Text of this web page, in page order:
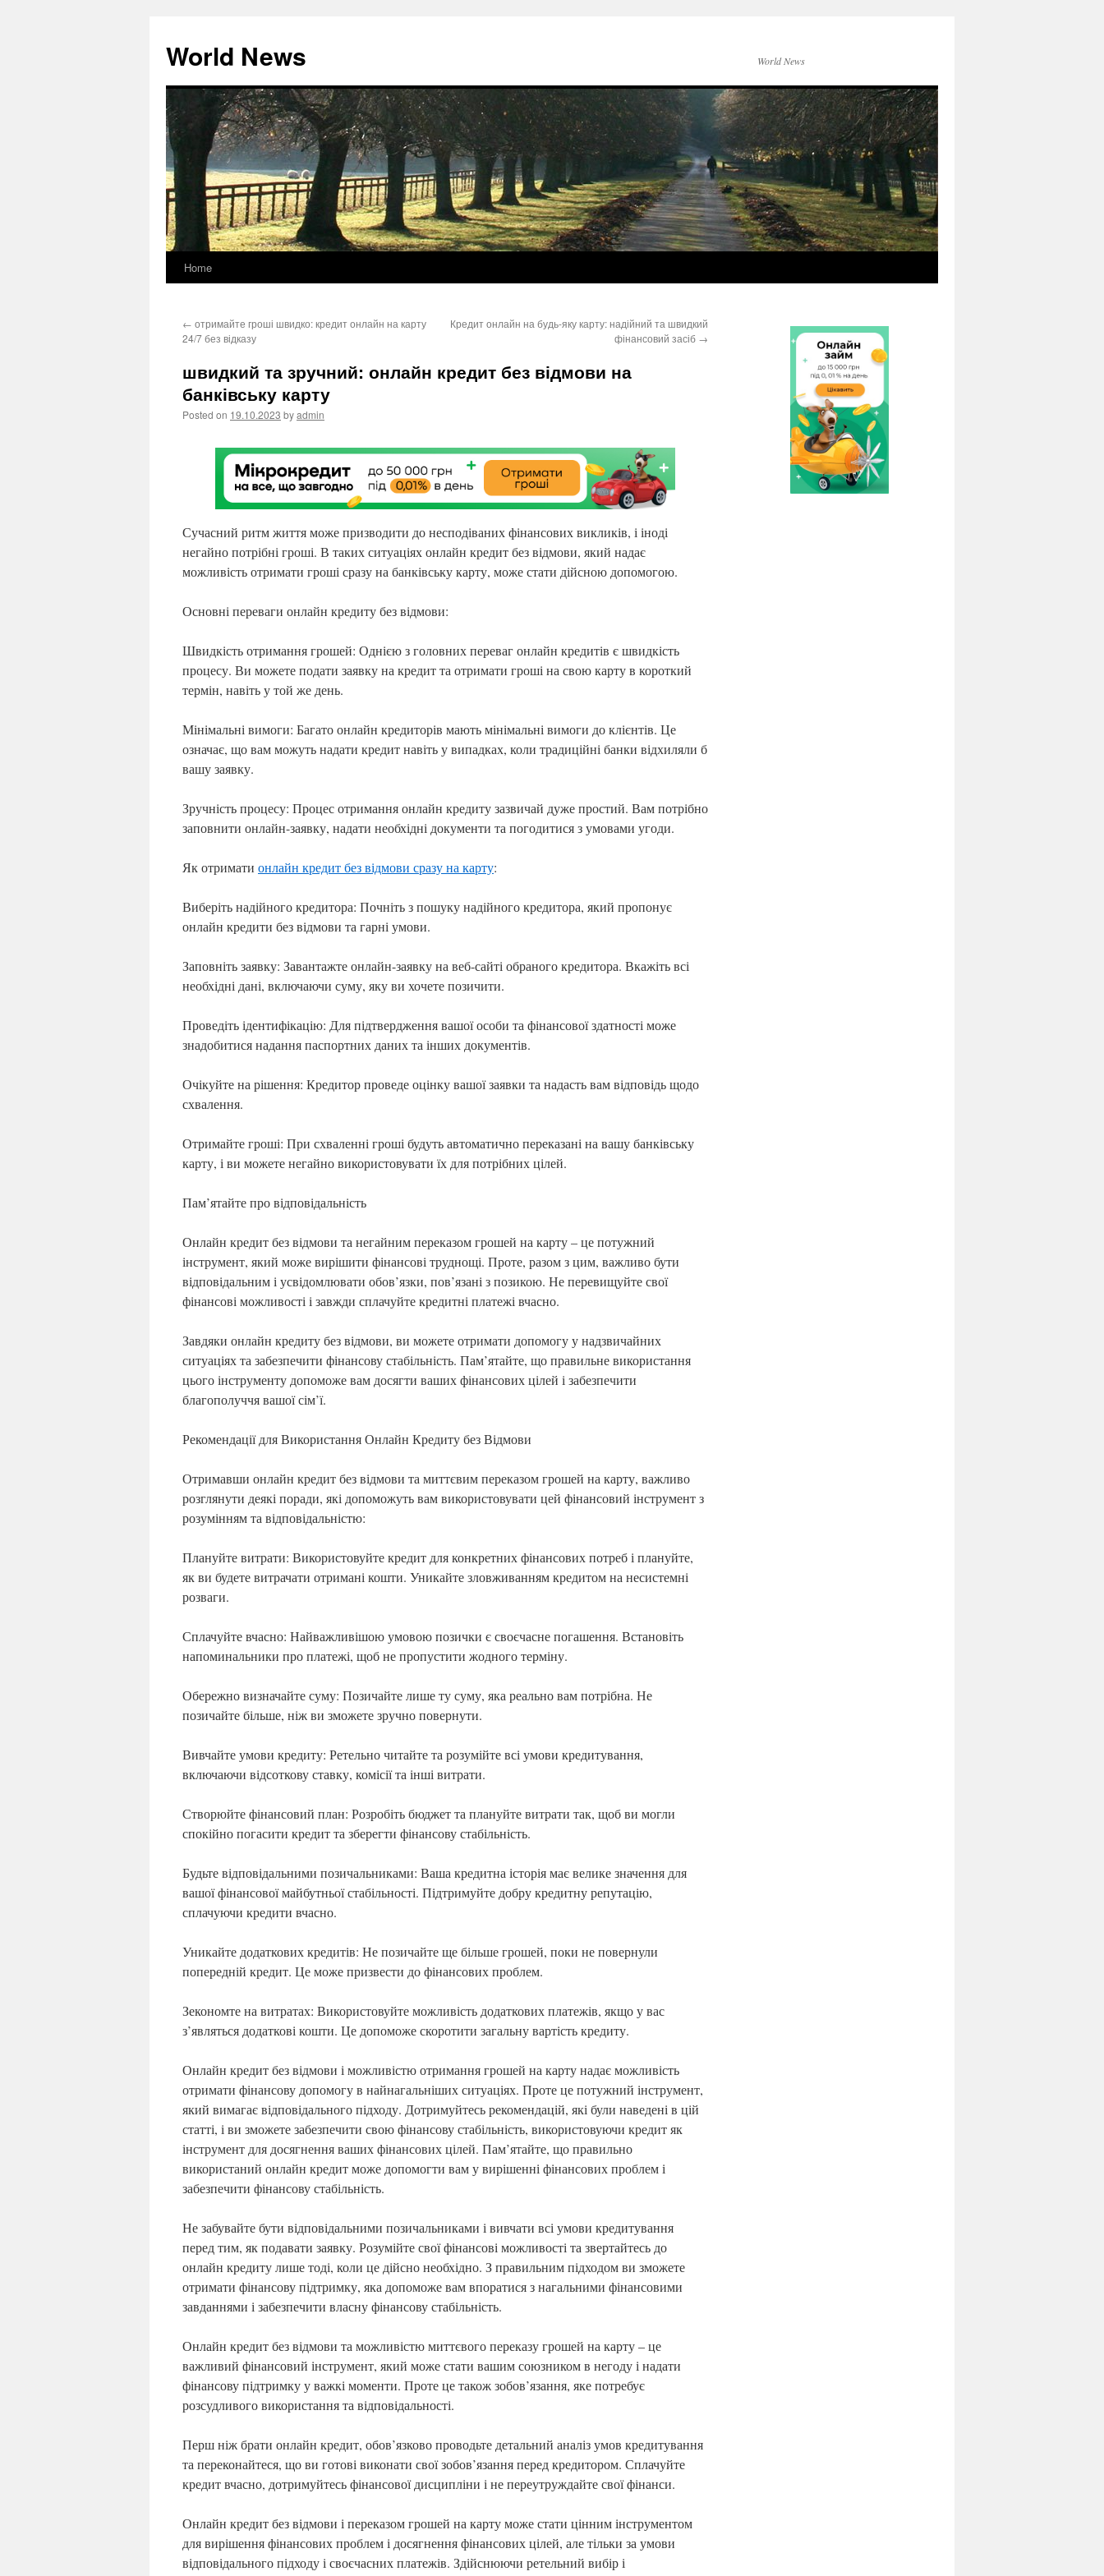
World News World News
Skip
content
Home
← отримайте гроші швидко: кредит онлайн на карту
24/7 без відказу
Кредит онлайн на будь-яку карту: надійний та швидкий
фінансовий засіб →
швидкий та зручний: онлайн кредит без відмови на
банківську карту
Posted on 19.10.2023 byadmin
Сучасний ритм життя може призводити до несподіваних фінансових викликів, і іноді
негайно потрібні гроші. В таких ситуаціях онлайн кредит без відмови, який надає
можливість отримати гроші сразу на банківську карту, може стати дійсною допомогою.
Основні переваги онлайн кредиту без відмови:
Швидкість отримання грошей: Однією з головних переваг онлайн кредитів є швидкість
процесу. Ви можете подати заявку на кредит та отримати гроші на свою карту в короткий
термін, навіть у той же день.
Мінімальні вимоги: Багато онлайн кредиторів мають мінімальні вимоги до клієнтів. Це
означає, що вам можуть надати кредит навіть у випадках, коли традиційні банки відхиляли б
вашу заявку.
Зручність процесу: Процес отримання онлайн кредиту зазвичай дуже простий. Вам потрібно
заповнити онлайн-заявку, надати необхідні документи та погодитися з умовами угоди.
Як отримати онлайн кредит без відмови сразу на карту:
Виберіть надійного кредитора: Почніть з пошуку надійного кредитора, який пропонує
онлайн кредити без відмови та гарні умови.
Заповніть заявку: Завантажте онлайн-заявку на веб-сайті обраного кредитора. Вкажіть всі
необхідні дані, включаючи суму, яку ви хочете позичити.
Проведіть ідентифікацію: Для підтвердження вашої особи та фінансової здатності може
знадобитися надання паспортних даних та інших документів.
Очікуйте на рішення: Кредитор проведе оцінку вашої заявки та надасть вам відповідь щодо
схвалення.
Отримайте гроші: При схваленні гроші будуть автоматично переказані на вашу банківську
карту, і ви можете негайно використовувати їх для потрібних цілей.
Пам’ятайте про відповідальність
Онлайн кредит без відмови та негайним переказом грошей на карту – це потужний
інструмент, який може вирішити фінансові труднощі. Проте, разом з цим, важливо бути
відповідальним і усвідомлювати обов’язки, пов’язані з позикою. Не перевищуйте свої
фінансові можливості і завжди сплачуйте кредитні платежі вчасно.
Завдяки онлайн кредиту без відмови, ви можете отримати допомогу у надзвичайних
ситуаціях та забезпечити фінансову стабільність. Пам’ятайте, що правильне використання
цього інструменту допоможе вам досягти ваших фінансових цілей і забезпечити
благополуччя вашої сім’ї.
Рекомендації для Використання Онлайн Кредиту без Відмови
Отримавши онлайн кредит без відмови та миттєвим переказом грошей на карту, важливо
розглянути деякі поради, які допоможуть вам використовувати цей фінансовий інструмент з
розумінням та відповідальністю:
Плануйте витрати: Використовуйте кредит для конкретних фінансових потреб і плануйте,
як ви будете витрачати отримані кошти. Уникайте зловживанням кредитом на несистемні
розваги.
Сплачуйте вчасно: Найважливішою умовою позички є своєчасне погашення. Встановіть
напоминальники про платежі, щоб не пропустити жодного терміну.
Обережно визначайте суму: Позичайте лише ту суму, яка реально вам потрібна. Не
позичайте більше, ніж ви зможете зручно повернути.
Вивчайте умови кредиту: Ретельно читайте та розумійте всі умови кредитування,
включаючи відсоткову ставку, комісії та інші витрати.
Створюйте фінансовий план: Розробіть бюджет та плануйте витрати так, щоб ви могли
спокійно погасити кредит та зберегти фінансову стабільність.
Будьте відповідальними позичальниками: Ваша кредитна історія має велике значення для
вашої фінансової майбутньої стабільності. Підтримуйте добру кредитну репутацію,
сплачуючи кредити вчасно.
Уникайте додаткових кредитів: Не позичайте ще більше грошей, поки не повернули
попередній кредит. Це може призвести до фінансових проблем.
Зекономте на витратах: Використовуйте можливість додаткових платежів, якщо у вас
з’являться додаткові кошти. Це допоможе скоротити загальну вартість кредиту.
Онлайн кредит без відмови і можливістю отримання грошей на карту надає можливість
отримати фінансову допомогу в найнагальніших ситуаціях. Проте це потужний інструмент,
який вимагає відповідального підходу. Дотримуйтесь рекомендацій, які були наведені в цій
статті, і ви зможете забезпечити свою фінансову стабільність, використовуючи кредит як
інструмент для досягнення ваших фінансових цілей. Пам’ятайте, що правильно
використаний онлайн кредит може допомогти вам у вирішенні фінансових проблем і
забезпечити фінансову стабільність.
Не забувайте бути відповідальними позичальниками і вивчати всі умови кредитування
перед тим, як подавати заявку. Розумійте свої фінансові можливості та звертайтесь до
онлайн кредиту лише тоді, коли це дійсно необхідно. З правильним підходом ви зможете
отримати фінансову підтримку, яка допоможе вам впоратися з нагальними фінансовими
завданнями і забезпечити власну фінансову стабільність.
Онлайн кредит без відмови та можливістю миттєвого переказу грошей на карту – це
важливий фінансовий інструмент, який може стати вашим союзником в негоду і надати
фінансову підтримку у важкі моменти. Проте це також зобов’язання, яке потребує
розсудливого використання та відповідальності.
Перш ніж брати онлайн кредит, обов’язково проводьте детальний аналіз умов кредитування
та переконайтеся, що ви готові виконати свої зобов’язання перед кредитором. Сплачуйте
кредит вчасно, дотримуйтесь фінансової дисципліни і не переутруждайте свої фінанси.
Онлайн кредит без відмови і переказом грошей на карту може стати цінним інструментом
для вирішення фінансових проблем і досягнення фінансових цілей, але тільки за умови
відповідального підходу і своєчасних платежів. Здійснюючи ретельний вибір і